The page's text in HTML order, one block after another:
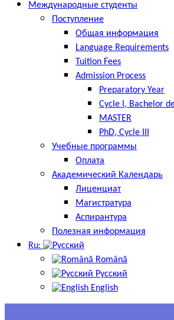
Международные студенты
Поступление
Общая информация
Language Requirements
Tuition Fees
Admission Process
Preparatory Year
Cycle I, Bachelor
MASTER
PhD, Cycle III
Учебные программы
Оплата
Академический Календарь
Лиценциат
Магистратура
Аспирантура
Полезная информация
Ru:
Română
Русский
English